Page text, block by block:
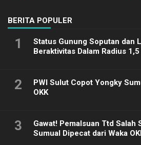
BERITA POPULER
1
Status Gunung Soputan dan
Beraktivitas Dalam Radius 1,5
2
PWI Sulut Copot Yongky
OKK
3
Gawat! Pemalsuan Ttd Salah
Sumual Dipecat dari Waka